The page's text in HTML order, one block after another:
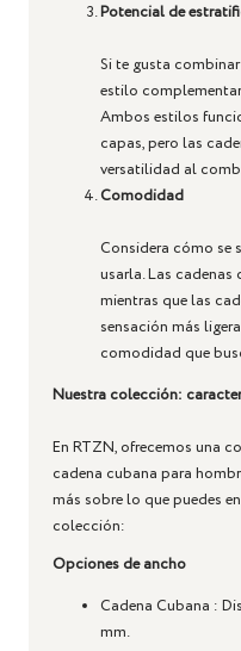
Potencial de
Si te gusta
estilo
Ambos estilos
capas, pero las
versatilidad al
Comodidad
Considera cómo se
usarla. Las cadenas
mientras que las
sensación más
comodidad que
Nuestra colección:
En RTZN, ofrecemos una
cadena cubana para
más sobre lo que puedes
colección:
Opciones de ancho
Cadena Cubana :
mm.